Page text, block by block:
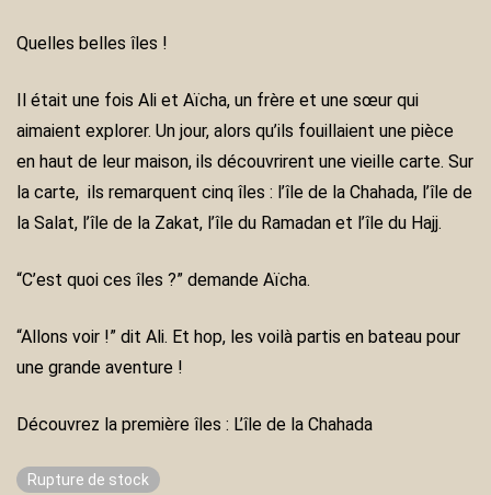
Quelles belles îles !
Il était une fois Ali et Aïcha, un frère et une sœur qui
aimaient explorer. Un jour, alors qu’ils fouillaient une pièce
en haut de leur maison, ils découvrirent une vieille carte. Sur
la carte, ils remarquent cinq îles : l’île de la Chahada, l’île de
la Salat, l’île de la Zakat, l’île du Ramadan et l’île du Hajj.
“C’est quoi ces îles ?” demande Aïcha.
“Allons voir !” dit Ali. Et hop, les voilà partis en bateau pour
une grande aventure !
Découvrez la première îles : L’île de la Chahada
Rupture de stock